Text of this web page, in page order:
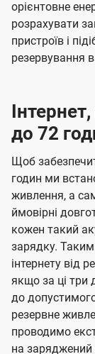
орієнтовне
розрахувати
пристроїв і
резервування
до 72
Щоб
годин ми
живлення, а
ймовірні
кожен такий
зарядку.
інтернету від
якщо за ці три
до
резервне
проводимо
на заряджений